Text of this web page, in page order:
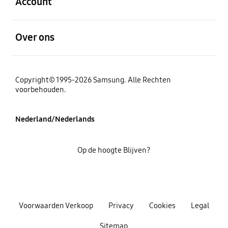
Over ons
Copyright© 1995-2026 Samsung. Alle Rechten
voorbehouden.
Nederland/Nederlands
Voorwaarden Verkoop Privacy Cookies Legal
Sitemap
Op de hoogte Blijven?